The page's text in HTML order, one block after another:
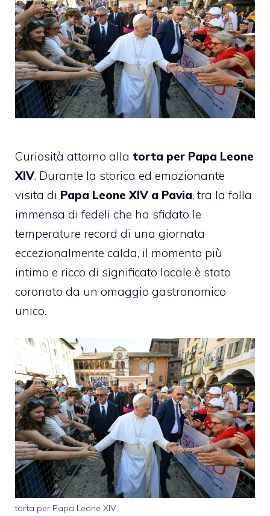
Curiosità attorno alla torta per Papa Leone
XIV. Durante la storica ed emozionante
visita di Papa Leone XIV a Pavia, tra la folla
immensa di fedeli che ha sfidato le
temperature record di una giornata
eccezionalmente calda, il momento più
intimo e ricco di significato locale è stato
coronato da un omaggio gastronomico
unico.
torta per Papa Leone XIV